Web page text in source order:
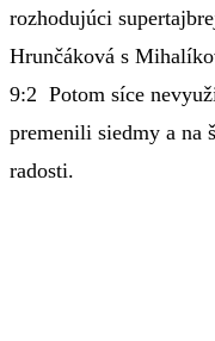
rozhodujúci
Hrunčáková s
9:2 Potom síce
premenili siedmy a na
radosti.